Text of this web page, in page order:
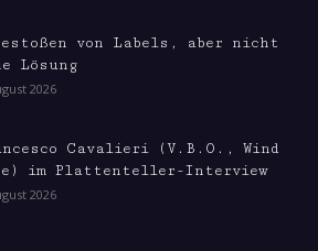
von Labels, aber nicht
Lösung
2026
Cavalieri (V.B.O., Wind
im Plattenteller-Interview
2026